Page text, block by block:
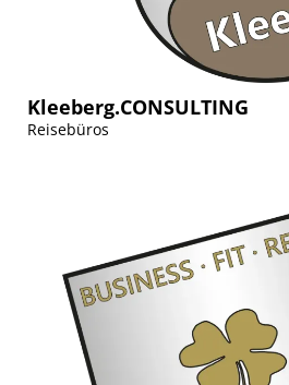
Kleeberg.CONSULTING
Reisebüros